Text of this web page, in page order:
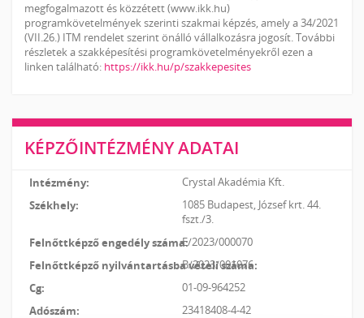
megfogalmazott és közzétett (www.ikk.hu)
programkövetelmények szerinti szakmai képzés, amely a 34/2021
(VII.26.) ITM rendelet szerint önálló vállalkozásra jogosít. További
részletek a szakképesítési programkövetelményekről ezen a
linken található: https://ikk.hu/p/szakkepesites
KÉPZŐINTÉZMÉNY ADATAI
Crystal Akadémia Kft.
1085 Budapest, József krt. 44.
fszt./3.
E/2023/000070
B/2023/001076
01-09-964252
23418408-4-42